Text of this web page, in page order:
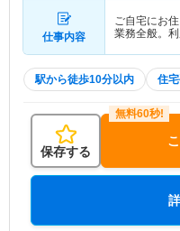
仕事内容
ご自宅にお
業務全般。
駅から徒歩10分以内 住
保存する